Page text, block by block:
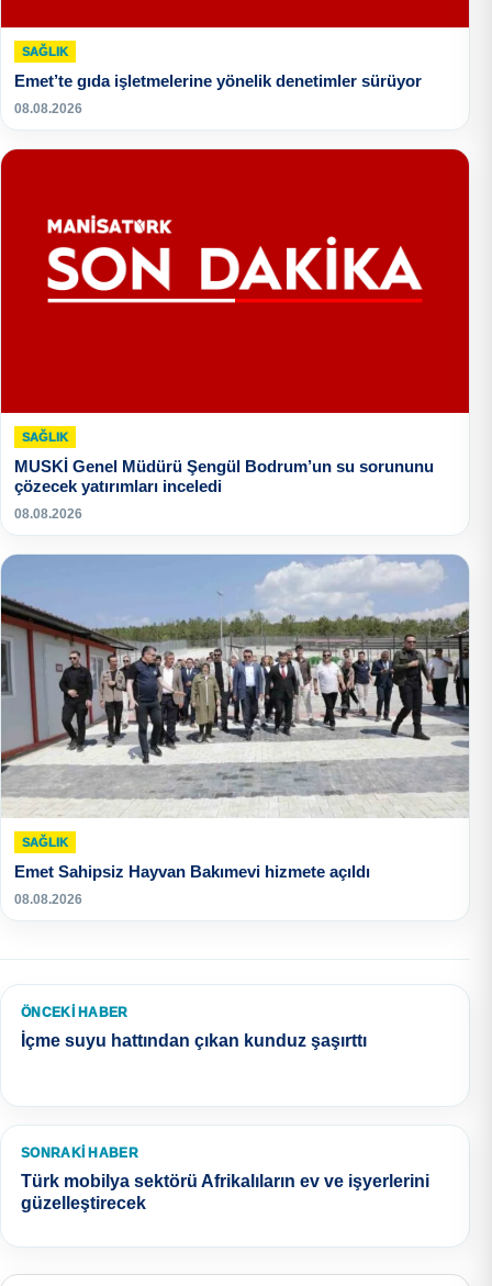
SAĞLIK
Emet’te gıda işletmelerine yönelik denetimler sürüyor
08.08.2026
SAĞLIK
MUSKİ Genel Müdürü Şengül Bodrum’un su sorununu
çözecek yatırımları inceledi
08.08.2026
SAĞLIK
Emet Sahipsiz Hayvan Bakımevi hizmete açıldı
08.08.2026
ÖNCEKI HABER
İçme suyu hattından çıkan kunduz şaşırttı
SONRAKI HABER
Türk mobilya sektörü Afrikalıların ev ve işyerlerini
güzelleştirecek